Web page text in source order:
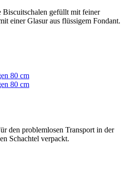
gefüllt mit feiner
einer Glasur aus flüssigem Fondant.
den problemlosen Transport in der
Schachtel verpackt.